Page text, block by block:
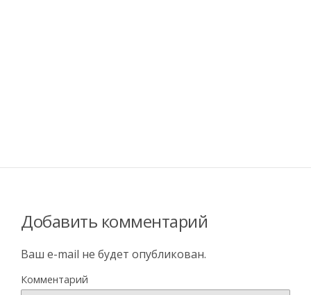
Добавить комментарий
Ваш e-mail не будет опубликован.
Комментарий